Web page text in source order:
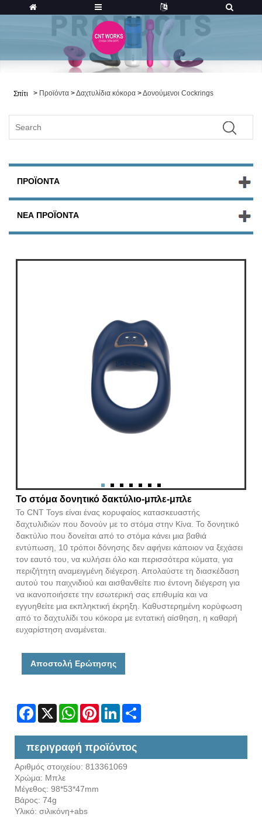
Σπίτι > Προϊόντα >Δαχτυλίδια κόκορα >Δονούμενοι Cockrings
ΠΡΟΪΌΝΤΑ
ΝΈΑ ΠΡΟΪΌΝΤΑ
Το στόμα δονητικό δακτύλιο-μπλε-μπλε
Το CNT Toys είναι ένας κορυφαίος κατασκευαστής
δαχτυλιδιών που δονούν με το στόμα στην Κίνα. Το δονητικό
δακτύλιο που δονείται από το στόμα κάνει μια βαθιά
εντύπωση, 10 τρόποι δόνησης δεν αφήνει κάποιον να ξεχάσει
τον εαυτό του, να κυλήσει όλο και περισσότερα κύματα, για
περιζήτητη αναμειγμένη διέγερση. Απολαύστε τη διασκέδαση
αυτού του παιχνιδιού και αισθανθείτε πιο έντονη διέγερση για
να ικανοποιήσετε την εσωτερική σας επιθυμία και να
εγγυηθείτε μια εκπληκτική έκρηξη. Καθυστερημένη κορύφωση
από το δαχτυλίδι του κόκορα με εντατική αίσθηση, η καθαρή
ευχαρίστηση αναμένεται.
Αποστολή Ερώτησης
Facebook
X WhatsAppPinterestLinkedIn
περιγραφή προϊόντος
Αριθμός στοιχείου: 813361069
Χρώμα: Μπλε
Μέγεθος: 98*53*47mm
Βάρος: 74g
Υλικό: σιλικόνη+abs